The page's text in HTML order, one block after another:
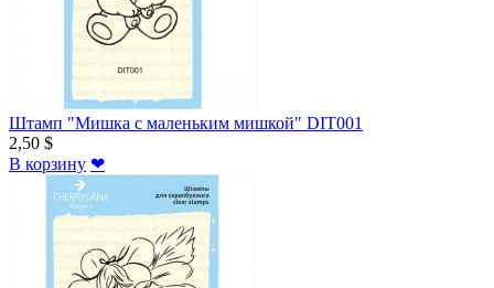
Штамп "Мишка с маленьким мишкой" DIT001
2,50 $
В корзину ❤